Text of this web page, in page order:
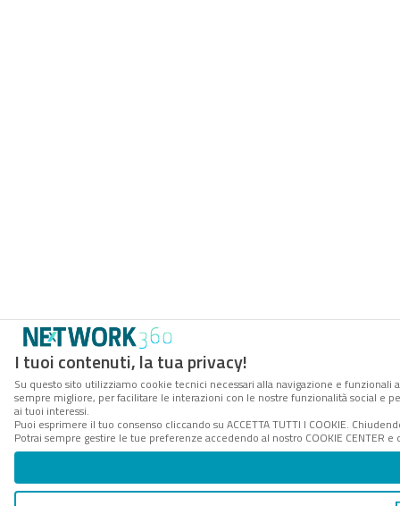
I tuoi contenuti, la tua privacy!
Su questo sito utilizziamo cookie tecnici necessari alla navigazione e
sempre migliore, per facilitare le interazioni con le nostre funzionalità social e
ai tuoi interessi.
Puoi esprimere il tuo consenso cliccando su ACCETTA TUTTI I COOKIE.
Potrai sempre gestire le tue preferenze accedendo al nostro COOKIE